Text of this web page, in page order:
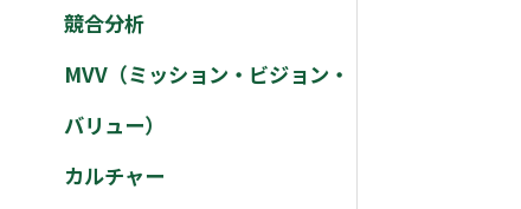
競合分析
MVV（ミッション・ビジョン・
バリュー）
カルチャー